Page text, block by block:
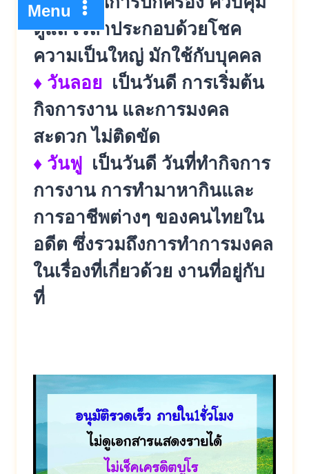
Menu
ดูแล เวลาประกอบด้วยโชค
ความเป็นใหญ่ มักใช้กับบุคคล
♦ วันลอย เป็นวันดี การเริ่มต้น
กิจการงาน และการมงคล
สะดวก ไม่ติดขัด
♦ วันฟู เป็นวันดี วันที่ทำกิจการ
การงาน การทำมาหากินและ
การอาชีพต่างๆ ของคนไทยใน
อดีต ซึ่งรวมถึงการทำการมงคล
ในเรื่องที่เกี่ยวด้วย งานที่อยู่กับ
ที่